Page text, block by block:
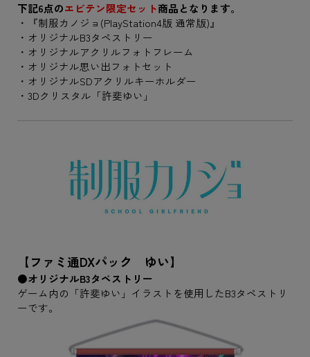
下記6点のエビテン限定セット商品となります。
・『制服カノジョ(PlayStation4版 通常版)』
・オリジナルB3タペストリー
・オリジナルアクリルフォトフレーム
・オリジナル思い出フォトセット
・オリジナルSDアクリルキーホルダー
・3Dクリスタル「許斐ゆい」
【ファミ通DXパック ゆい】
●オリジナルB3タペストリー
ゲーム内の「許斐ゆい」イラストを使用したB3タペストリ
ーです。